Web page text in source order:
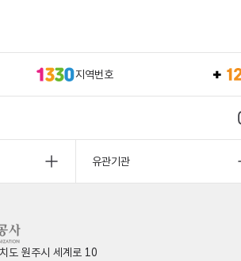
지역번호
유관기관
도 원주시 세계로 10